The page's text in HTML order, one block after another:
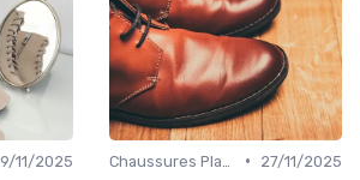
11/2025
•
27/11/2025